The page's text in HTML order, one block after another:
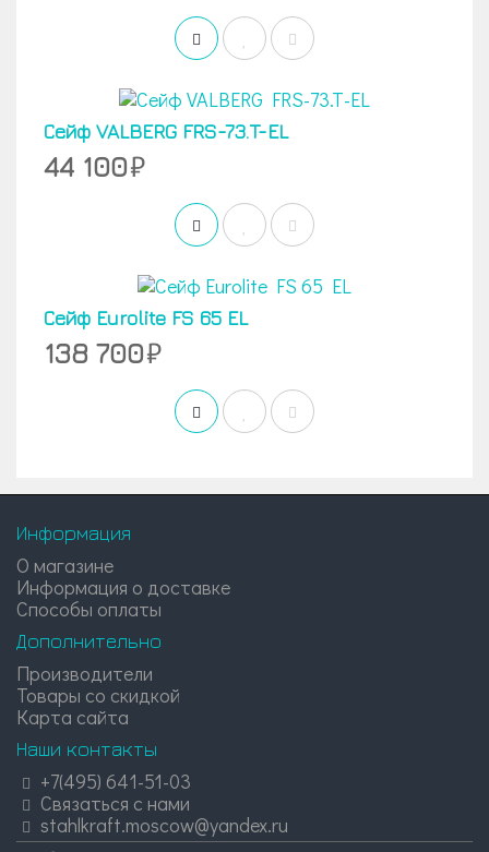
Сейф VALBERG FRS-73.T-EL
44 100
Сейф Eurolite FS 65 EL
138 700
Информация
О магазине
Информация о доставке
Способы оплаты
Дополнительно
Производители
Товары со скидкой
Карта сайта
Наши контакты
+7(495) 641-51-03
Связаться с нами
stahlkraft.moscow@yandex.ru